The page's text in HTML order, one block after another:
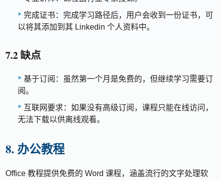
完成证书：完成学习路径后，用户会收到一份证书，可
以将其添加到其 Linkedin 个人资料中。
7.2 缺点
基于订阅：虽然第一个月是免费的，但继续学习需要订
阅。
互联网要求：如果没有高级订阅，课程只能在线访问，
无法下载以供离线观看。
8. 办公教程
Office 教程提供免费的 Word 课程，涵盖流行的文字处理软